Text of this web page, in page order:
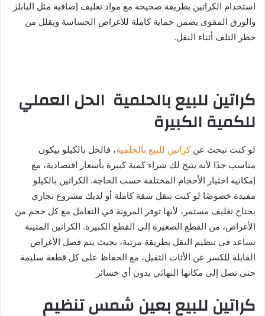
استخدام الكراتين بطريقة صحيحة مع مواد تغليف إضافية مثل البابلز
والورق المقوى يضمن حماية كاملة للأغراض الحساسة ويقلل من
خطر التلف أثناء النقل.
كراتين للبيع بالحلمية الحل العملي
للكمية الكبيرة
لو كنت تبحث عنكراتين للبيع بالحلمية، فالحل بالكيلو بيكون
مناسب جدًا لأنه يتيح لك شراء كمية كبيرة بأسعار اقتصادية، مع
إمكانية اختيار الأحجام المختلفة حسب الحاجة. الكراتين بالكيلو
مفيدة خصوصًا لو كنت تنقل شقة كاملة أو لديك مشروع تجاري
يحتاج تغليف مستمر، لأنها توفر المرونة في التعامل مع كل حجم من
الأغراض، من القطع الصغيرة إلى القطع الكبيرة. الكراتين المتينة
تساعد في تنظيم النقل بطريقة مرتبة، بحيث يتم فصل الأغراض
القابلة للكسر عن الأثاث الثقيل، مع الحفاظ على كل قطعة سليمة
حتى تصل إلى مكانها النهائي بدون أي خسائر
كراتين للبيع بعين شمس تنظيم